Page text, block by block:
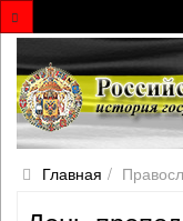
Главная